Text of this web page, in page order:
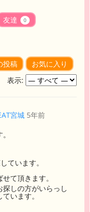
友達 0
投稿
お気に入り
表示:
宮城 5年前
ています。
て頂きます。
しの方がいらっし
います。